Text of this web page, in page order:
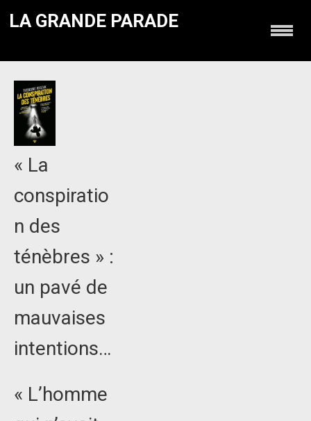
LA GRANDE PARADE
« La
conspiratio
n des
ténèbres » :
un pavé de
mauvaises
intentions…
« L’homme